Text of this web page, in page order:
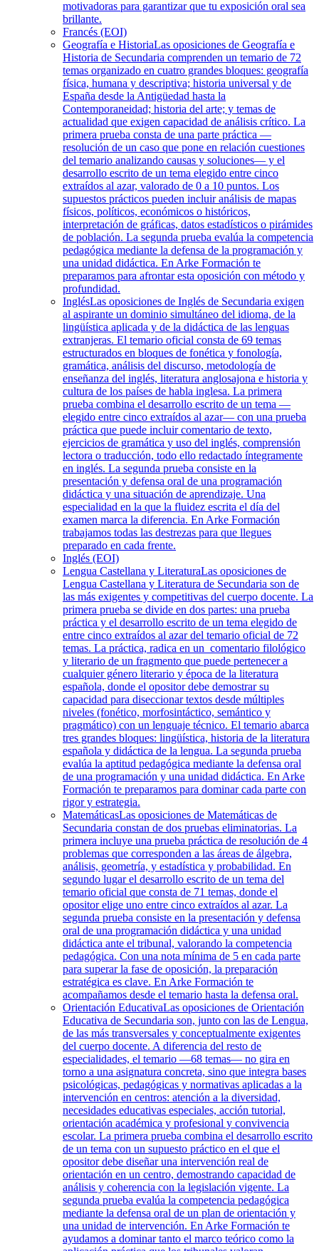
motivadoras para garantizar que tu exposición oral sea
brillante.
Francés (EOI)
Geografía e HistoriaLas oposiciones de Geografía e
Historia de Secundaria comprenden un temario de 72
temas organizado en cuatro grandes bloques: geografía
física, humana y descriptiva; historia universal y de
España desde la Antigüedad hasta la
Contemporaneidad; historia del arte; y temas de
actualidad que exigen capacidad de análisis crítico. La
primera prueba consta de una parte práctica —
resolución de un caso que pone en relación cuestiones
del temario analizando causas y soluciones— y el
desarrollo escrito de un tema elegido entre cinco
extraídos al azar, valorado de 0 a 10 puntos. Los
supuestos prácticos pueden incluir análisis de mapas
físicos, políticos, económicos o históricos,
interpretación de gráficas, datos estadísticos o pirámides
de población. La segunda prueba evalúa la competencia
pedagógica mediante la defensa de la programación y
una unidad didáctica. En Arke Formación te
preparamos para afrontar esta oposición con método y
profundidad.
InglésLas oposiciones de Inglés de Secundaria exigen
al aspirante un dominio simultáneo del idioma, de la
lingüística aplicada y de la didáctica de las lenguas
extranjeras. El temario oficial consta de 69 temas
estructurados en bloques de fonética y fonología,
gramática, análisis del discurso, metodología de
enseñanza del inglés, literatura anglosajona e historia y
cultura de los países de habla inglesa. La primera
prueba combina el desarrollo escrito de un tema —
elegido entre cinco extraídos al azar— con una prueba
práctica que puede incluir comentario de texto,
ejercicios de gramática y uso del inglés, comprensión
lectora o traducción, todo ello redactado íntegramente
en inglés. La segunda prueba consiste en la
presentación y defensa oral de una programación
didáctica y una situación de aprendizaje. Una
especialidad en la que la fluidez escrita el día del
examen marca la diferencia. En Arke Formación
trabajamos todas las destrezas para que llegues
preparado en cada frente.
Inglés (EOI)
Lengua Castellana y LiteraturaLas oposiciones de
Lengua Castellana y Literatura de Secundaria son de
las más exigentes y competitivas del cuerpo docente. La
primera prueba se divide en dos partes: una prueba
práctica y el desarrollo escrito de un tema elegido de
entre cinco extraídos al azar del temario oficial de 72
temas. La práctica, radica en un comentario filológico
y literario de un fragmento que puede pertenecer a
cualquier género literario y época de la literatura
española, donde el opositor debe demostrar su
capacidad para diseccionar textos desde múltiples
niveles (fonético, morfosintáctico, semántico y
pragmático) con un lenguaje técnico. El temario abarca
tres grandes bloques: lingüística, historia de la literatura
española y didáctica de la lengua. La segunda prueba
evalúa la aptitud pedagógica mediante la defensa oral
de una programación y una unidad didáctica. En Arke
Formación te preparamos para dominar cada parte con
rigor y estrategia.
MatemáticasLas oposiciones de Matemáticas de
Secundaria constan de dos pruebas eliminatorias. La
primera incluye una prueba práctica de resolución de 4
problemas que corresponden a las áreas de álgebra,
análisis, geometría, y estadística y probabilidad. En
segundo lugar el desarrollo escrito de un tema del
temario oficial que consta de 71 temas, donde el
opositor elige uno entre cinco extraídos al azar. La
segunda prueba consiste en la presentación y defensa
oral de una programación didáctica y una unidad
didáctica ante el tribunal, valorando la competencia
pedagógica. Con una nota mínima de 5 en cada parte
para superar la fase de oposición, la preparación
estratégica es clave. En Arke Formación te
acompañamos desde el temario hasta la defensa oral.
Orientación EducativaLas oposiciones de Orientación
Educativa de Secundaria son, junto con las de Lengua,
de las más transversales y conceptualmente exigentes
del cuerpo docente. A diferencia del resto de
especialidades, el temario —68 temas— no gira en
torno a una asignatura concreta, sino que integra bases
psicológicas, pedagógicas y normativas aplicadas a la
intervención en centros: atención a la diversidad,
necesidades educativas especiales, acción tutorial,
orientación académica y profesional y convivencia
escolar. La primera prueba combina el desarrollo escrito
de un tema con un supuesto práctico en el que el
opositor debe diseñar una intervención real de
orientación en un centro, demostrando capacidad de
análisis y coherencia con la legislación vigente. La
segunda prueba evalúa la competencia pedagógica
mediante la defensa oral de un plan de orientación y
una unidad de intervención. En Arke Formación te
ayudamos a dominar tanto el marco teórico como la